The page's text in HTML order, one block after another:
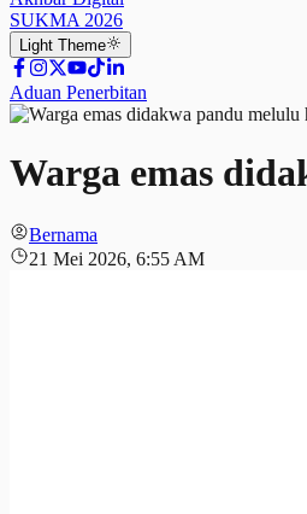
SUKMA 2026
Light Theme
Aduan Penerbitan
Warga emas
Bernama
21 Mei 2026, 6:55 AM